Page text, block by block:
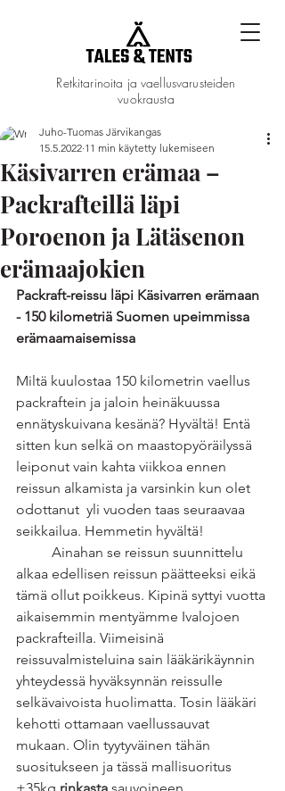
Retkitarinoita ja vaellusvarusteiden
vuokrausta
Käsivarren erämaa –
Packrafteillä läpi
Poroenon ja Lätäsenon
erämaajokien
Juho-Tuomas Järvikangas
15.5.2022 11 min käytetty lukemiseen
Packraft-reissu läpi Käsivarren erämaan
- 150 kilometriä Suomen upeimmissa
erämaamaisemissa
Miltä kuulostaa 150 kilometrin vaellus
packraftein ja jaloin heinäkuussa
ennätyskuivana kesänä? Hyvältä! Entä
sitten kun selkä on maastopyöräilyssä
leiponut vain kahta viikkoa ennen
reissun alkamista ja varsinkin kun olet
odottanut  yli vuoden taas seuraavaa
seikkailua. Hemmetin hyvältä!
alkaa edellisen reissun päätteeksi eikä
tämä ollut poikkeus. Kipinä syttyi vuotta
aikaisemmin mentyämme Ivalojoen
packrafteilla. Viimeisinä
reissuvalmisteluina sain lääkärikäynnin
yhteydessä hyväksynnän reissulle
selkävaivoista huolimatta. Tosin lääkäri
kehotti ottamaan vaellussauvat
mukaan. Olin tyytyväinen tähän
suositukseen ja tässä mallisuoritus